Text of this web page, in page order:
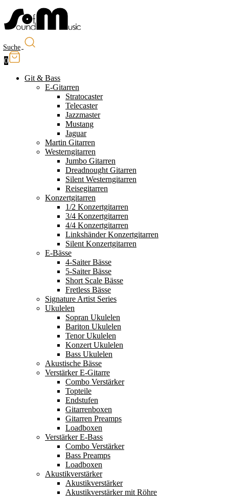
Suche
0
Git & Bass
E-Gitarren
Stratocaster
Telecaster
Jazzmaster
Mustang
Jaguar
Martin Gitarren
Westerngitarren
Jumbo Gitarren
Dreadnought Gitarren
Silent Westerngitarren
Reisegitarren
Konzertgitarren
1/2 Konzertgitarren
3/4 Konzertgitarren
4/4 Konzertgitarren
Linkshänder Konzertgitarren
Silent Konzertgitarren
E-Bässe
4-Saiter Bässe
5-Saiter Bässe
Short Scale Bässe
Fretless Bässe
Signature Artist Series
Ukulelen
Sopran Ukulelen
Bariton Ukulelen
Tenor Ukulelen
Konzert Ukulelen
Bass Ukulelen
Akustische Bässe
Verstärker E-Gitarre
Combo Verstärker
Topteile
Endstufen
Gitarrenboxen
Gitarren Preamps
Loadboxen
Verstärker E-Bass
Combo Verstärker
Bass Preamps
Loadboxen
Akustikverstärker
Akustikverstärker
Akustikverstärker mit Röhre